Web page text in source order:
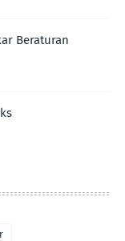
Beraturan